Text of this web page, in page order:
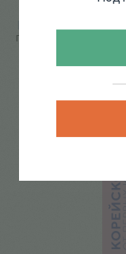
Главная /
первых кадров до